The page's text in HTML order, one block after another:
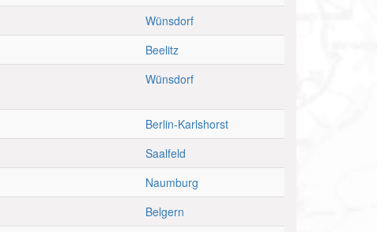
Wünsdorf
Beelitz
Wünsdorf
Berlin-Karlshorst
Saalfeld
Naumburg
Belgern